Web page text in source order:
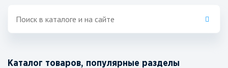
Каталог товаров, популярные разделы